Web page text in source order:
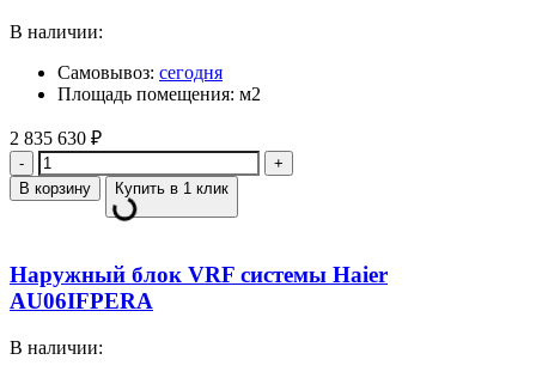
В наличии:
Самовывоз: сегодня
Площадь помещения: м2
2 835 630 ₽
Количество
В корзину Купить в 1 клик
Наружный блок VRF системы Haier
AU06IFPERA
В наличии: